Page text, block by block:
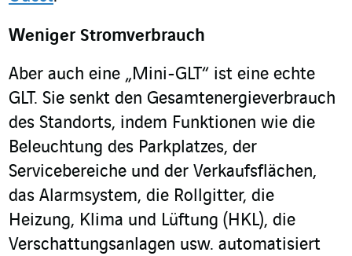
Weniger Stromverbrauch
Aber auch eine „Mini-GLT“ ist eine echte
GLT. Sie senkt den Gesamtenergieverbrauch
des Standorts, indem Funktionen wie die
Beleuchtung des Parkplatzes, der
Servicebereiche und der Verkaufsflächen,
das Alarmsystem, die Rollgitter, die
Heizung, Klima und Lüftung (HKL), die
Verschattungsanlagen usw. automatisiert